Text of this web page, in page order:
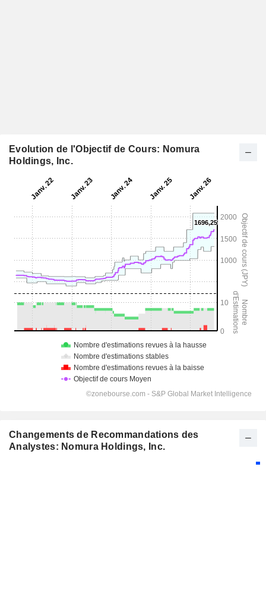
Evolution de l'Objectif de Cours: Nomura
Holdings, Inc.
Changements de Recommandations des
Analystes: Nomura Holdings, Inc.